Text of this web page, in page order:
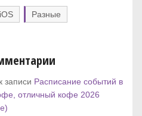
iOS Разные
записи Расписание событий в
отличный кофе 2026